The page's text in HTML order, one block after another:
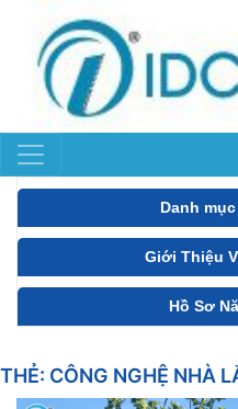
Danh
Giới Thiệu
Hồ Sơ
THẺ: CÔNG NGHỆ NHÀ